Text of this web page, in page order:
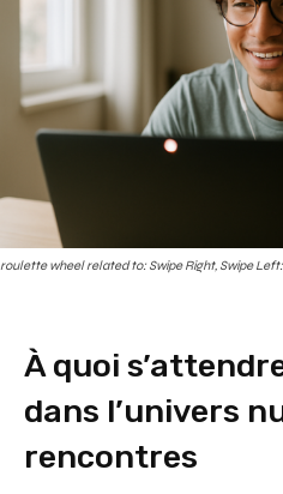
roulette wheel related to: Swipe Right, Swipe
À quoi
dans l’univers
rencontres